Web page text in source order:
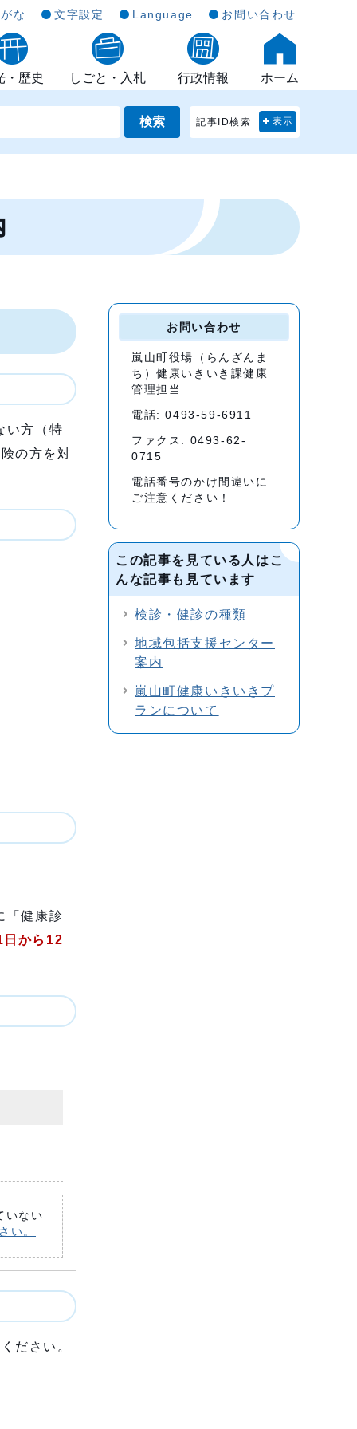
な 文字設定 Language お問い合わせ
・歴史 しごと・入札 行政情報 ホーム
検索 記事ID検索 表示
い方（特
の方を対
健康診
日から12
いない
い。
ださい。
お問い合わせ
嵐山町役場（らんざんま
ち）健康いきいき課健康
管理担当
電話: 0493-59-6911
ファクス: 0493-62-
0715
電話番号のかけ間違いに
ご注意ください！
この記事を見ている人はこ
んな記事も見ています
検診・健診の種類
地域包括支援センター
案内
嵐山町健康いきいきプ
ランについて